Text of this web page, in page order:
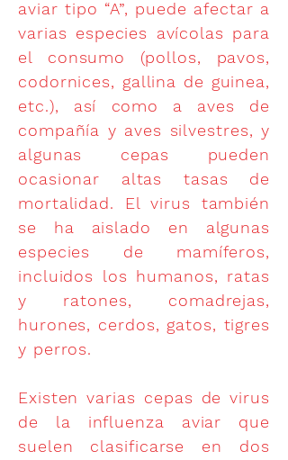
aviar tipo “A”, puede afectar a
varias especies avícolas para
el consumo (pollos, pavos,
codornices, gallina de guinea,
etc.), así como a aves de
compañía y aves silvestres, y
algunas cepas pueden
ocasionar altas tasas de
mortalidad. El virus también
se ha aislado en algunas
especies de mamíferos,
incluidos los humanos, ratas
y ratones, comadrejas,
hurones, cerdos, gatos, tigres
y perros.
Existen varias cepas de virus
de la influenza aviar que
suelen clasificarse en dos